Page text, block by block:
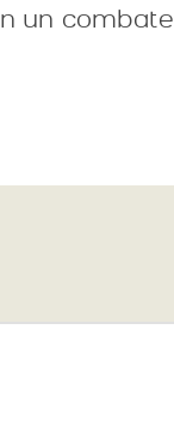
un combate